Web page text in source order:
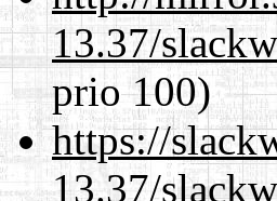
13.37/
prio 100)
https://
13.37/